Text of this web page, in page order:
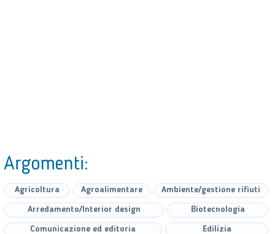
Argomenti:
Agricoltura Agroalimentare Ambiente/gestione rifiuti
Arredamento/Interior design Biotecnologia
Comunicazione ed editoria Edilizia